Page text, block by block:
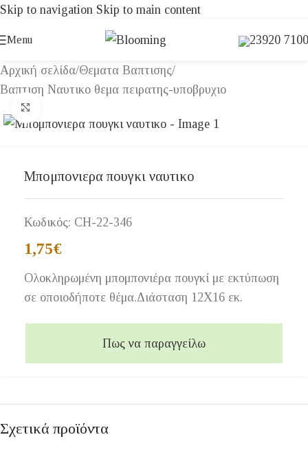
Skip to navigation Skip to main content
Menu 23920
Αρχική σελίδα/Θεματα Βαπτισης/
Βαπτιση Ναυτικο θεμα πειρατης-υποβρυχιο
Μπομπονιερα πουγκι ναυτικο
Κωδικός: CH-22-346
1,75€
Ολοκληρωμένη μπομπονιέρα πουγκί με εκτύπωση
σε οποιοδήποτε θέμα.Διάσταση 12Χ16 εκ.
Πως να παραγγείλω
Σχετικά προϊόντα